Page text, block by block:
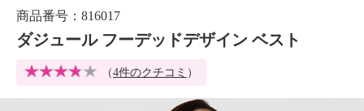
商品番号：816017
ダジュール フーデッドデザイン ベスト
（4件のクチコミ ）